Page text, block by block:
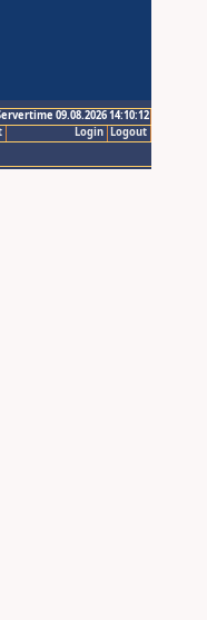
09.08.2026 14:10:12
Logout
Login